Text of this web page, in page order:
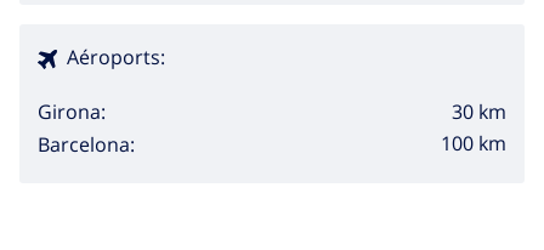
Aéroports:
Girona:
30 km
Barcelona:
100 km